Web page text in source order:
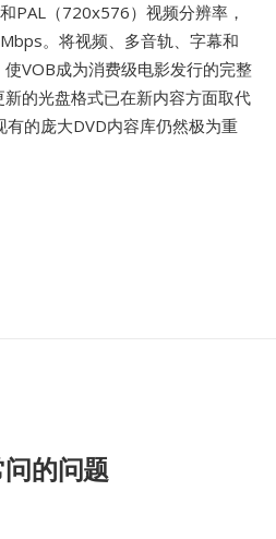
PAL（720x576）视频分辨率，
。将视频、多音轨、字幕和
VOB成为消费级电影发行的完整
的光盘格式已在新内容方面取代
有的庞大DVD内容库仍然极为重
的问题